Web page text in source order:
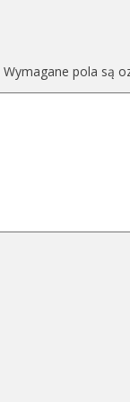
Wymagane pola są